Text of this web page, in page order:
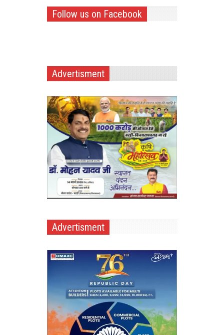
Follow us on Facebook
Advertisment
Advertisment